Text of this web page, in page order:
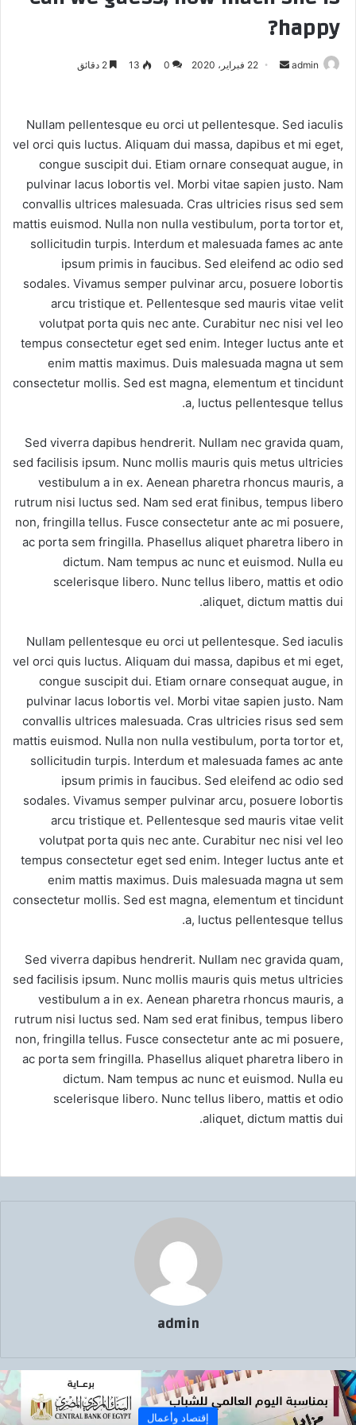
happy?
admin
أرسل 22 فبراير، 2020 0
13
Nullam pellentesque eu orci ut pellentesque. Sed iaculis
vel orci quis luctus. Aliquam dui massa, dapibus et mi eget,
congue suscipit dui. Etiam ornare consequat augue, in
pulvinar lacus lobortis vel. Morbi vitae sapien justo. Nam
convallis ultrices malesuada. Cras ultricies risus sed sem
mattis euismod. Nulla non nulla vestibulum, porta tortor et,
sollicitudin turpis. Interdum et malesuada fames ac ante
ipsum primis in faucibus. Sed eleifend ac odio sed
sodales. Vivamus semper pulvinar arcu, posuere lobortis
arcu tristique et. Pellentesque sed mauris vitae velit
volutpat porta quis nec ante. Curabitur nec nisi vel leo
tempus consectetur eget sed enim. Integer luctus ante et
enim mattis maximus. Duis malesuada magna ut sem
consectetur mollis. Sed est magna, elementum et tincidunt
a, luctus pellentesque tellus.
Sed viverra dapibus hendrerit. Nullam nec gravida quam,
sed facilisis ipsum. Nunc mollis mauris quis metus ultricies
vestibulum a in ex. Aenean pharetra rhoncus mauris, a
rutrum nisi luctus sed. Nam sed erat finibus, tempus libero
non, fringilla tellus. Fusce consectetur ante ac mi posuere,
ac porta sem fringilla. Phasellus aliquet pharetra libero in
dictum. Nam tempus ac nunc et euismod. Nulla eu
scelerisque libero. Nunc tellus libero, mattis et odio
aliquet, dictum mattis dui.
Nullam pellentesque eu orci ut pellentesque. Sed iaculis
vel orci quis luctus. Aliquam dui massa, dapibus et mi eget,
congue suscipit dui. Etiam ornare consequat augue, in
pulvinar lacus lobortis vel. Morbi vitae sapien justo. Nam
convallis ultrices malesuada. Cras ultricies risus sed sem
mattis euismod. Nulla non nulla vestibulum, porta tortor et,
sollicitudin turpis. Interdum et malesuada fames ac ante
ipsum primis in faucibus. Sed eleifend ac odio sed
sodales. Vivamus semper pulvinar arcu, posuere lobortis
arcu tristique et. Pellentesque sed mauris vitae velit
volutpat porta quis nec ante. Curabitur nec nisi vel leo
tempus consectetur eget sed enim. Integer luctus ante et
enim mattis maximus. Duis malesuada magna ut sem
consectetur mollis. Sed est magna, elementum et tincidunt
a, luctus pellentesque tellus.
Sed viverra dapibus hendrerit. Nullam nec gravida quam,
sed facilisis ipsum. Nunc mollis mauris quis metus ultricies
vestibulum a in ex. Aenean pharetra rhoncus mauris, a
rutrum nisi luctus sed. Nam sed erat finibus, tempus libero
non, fringilla tellus. Fusce consectetur ante ac mi posuere,
ac porta sem fringilla. Phasellus aliquet pharetra libero in
dictum. Nam tempus ac nunc et euismod. Nulla eu
scelerisque libero. Nunc tellus libero, mattis et odio
aliquet, dictum mattis dui.
admin
إقتصاد وأعمال